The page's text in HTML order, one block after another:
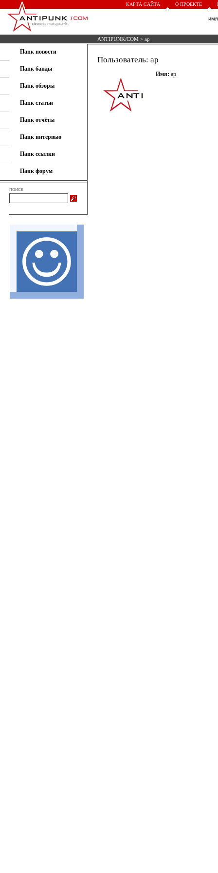
КАРТА САЙТА О ПРОЕКТЕ
ANTIPUNK/COM > ap
Панк новости
Панк банды
Панк обзоры
Панк статьи
Панк отчёты
Панк интервью
Панк ссылки
Панк форум
поиск
Пользователь: ap
Имя: ap